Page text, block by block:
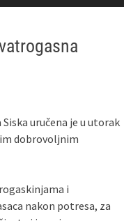
uručena je u utorak
dobrovoljnim
i
nakon potresa, za